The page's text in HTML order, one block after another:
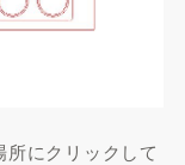
にクリックして